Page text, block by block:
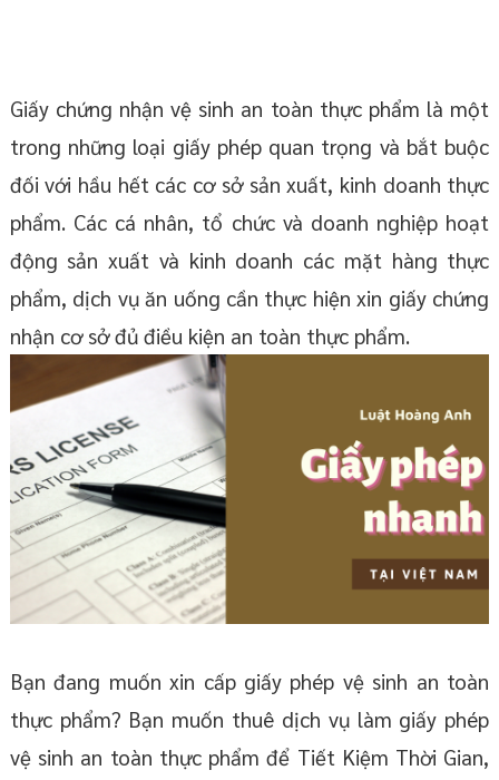
Giấy chứng nhận vệ sinh an toàn thực phẩm là một
trong những loại giấy phép quan trọng và bắt buộc
đối với hầu hết các cơ sở sản xuất, kinh doanh thực
phẩm. Các cá nhân, tổ chức và doanh nghiệp hoạt
động sản xuất và kinh doanh các mặt hàng thực
phẩm, dịch vụ ăn uống cần thực hiện xin giấy chứng
nhận cơ sở đủ điều kiện an toàn thực phẩm.
Bạn đang muốn xin cấp giấy phép vệ sinh an toàn
thực phẩm? Bạn muốn thuê dịch vụ làm giấy phép
vệ sinh an toàn thực phẩm để Tiết Kiệm Thời Gian,